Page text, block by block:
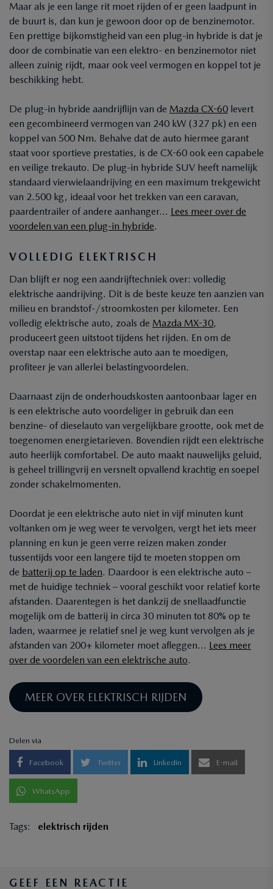
Maar als je een lange rit moet rijden of er geen laadpunt in
de buurt is, dan kun je gewoon door op de benzinemotor.
Een prettige bijkomstigheid van een plug-in hybride is dat je
door de combinatie van een elektro- en benzinemotor niet
alleen zuinig rijdt, maar ook veel vermogen en koppel tot je
beschikking hebt.
De plug-in hybride aandrijflijn van de Mazda CX-60 levert
een gecombineerd vermogen van 240 kW (327 pk) en een
koppel van 500 Nm. Behalve dat de auto hiermee garant
staat voor sportieve prestaties, is de CX-60 ook een capabele
en veilige trekauto. De plug-in hybride SUV heeft namelijk
standaard vierwielaandrijving en een maximum trekgewicht
van 2.500 kg, ideaal voor het trekken van een caravan,
paardentrailer of andere aanhanger… Lees meer over de
voordelen van een plug-in hybride.
VOLLEDIG ELEKTRISCH
Dan blijft er nog een aandrijftechniek over: volledig
elektrische aandrijving. Dit is de beste keuze ten aanzien van
milieu en brandstof-/stroomkosten per kilometer. Een
volledig elektrische auto, zoals de Mazda MX-30,
produceert geen uitstoot tijdens het rijden. En om de
overstap naar een elektrische auto aan te moedigen,
profiteer je van allerlei belastingvoordelen.
Daarnaast zijn de onderhoudskosten aantoonbaar lager en
is een elektrische auto voordeliger in gebruik dan een
benzine- of dieselauto van vergelijkbare grootte, ook met de
toegenomen energietarieven. Bovendien rijdt een elektrische
auto heerlijk comfortabel. De auto maakt nauwelijks geluid,
is geheel trillingvrij en versnelt opvallend krachtig en soepel
zonder schakelmomenten.
Doordat je een elektrische auto niet in vijf minuten kunt
voltanken om je weg weer te vervolgen, vergt het iets meer
planning en kun je geen verre reizen maken zonder
tussentijds voor een langere tijd te moeten stoppen om
de batterij op te laden. Daardoor is een elektrische auto –
met de huidige techniek – vooral geschikt voor relatief korte
afstanden. Daarentegen is het dankzij de snellaadfunctie
mogelijk om de batterij in circa 30 minuten tot 80% op te
laden, waarmee je relatief snel je weg kunt vervolgen als je
afstanden van 200+ kilometer moet afleggen… Lees meer
over de voordelen van een elektrische auto.
MEER OVER ELEKTRISCH RIJDEN
Delen via
Facebook Twitter Linkedin E-mail
WhatsApp
Tags: elektrisch rijden
GEEF EEN REACTIE